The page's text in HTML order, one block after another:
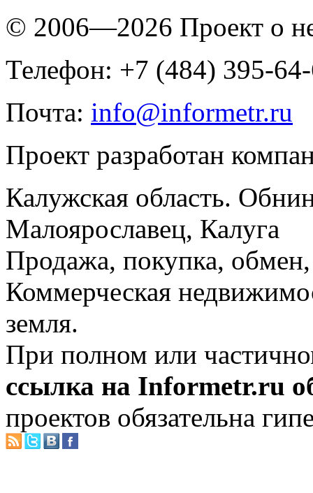
© 2006—2026 Проект о
Телефон: +7 (484) 395-
Почта: info@informetr.ru
Проект разработан
Калужская область.
Малоярославец, Калуга
Продажа, покупка, обмен,
Коммерческая
земля.
При полном или
ссылка на Informetr.ru
проектов обязательна